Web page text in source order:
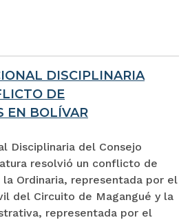
DISCIPLINARIA
DE
EN BOLÍVAR
Disciplinaria del Consejo
resolvió un conflicto de
Ordinaria, representada por el
del Circuito de Magangué y la
representada por el